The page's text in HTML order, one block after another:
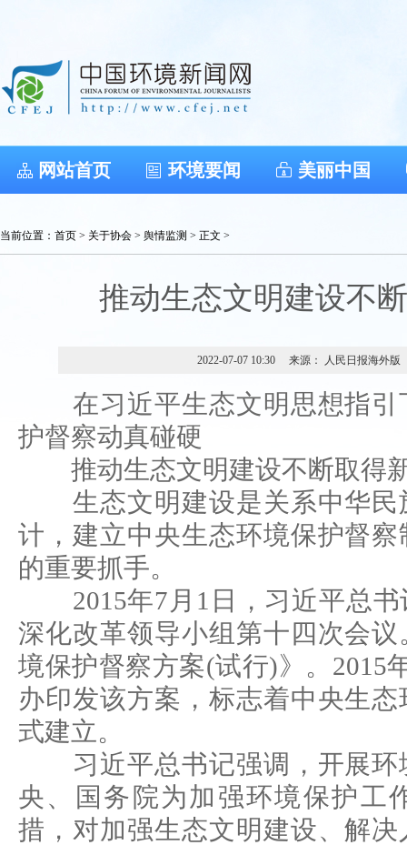
网站首页 环境要闻 美丽中国
当前位置： 首页 > 关于协会 > 舆情监测 > 正文 >
推动生态文明建设不
2022-07-07 10:30 来源： 人民日报海外版
在习近平生态文明思想指引
护督察动真碰硬
推动生态文明建设不断取得
生态文明建设是关系中华民
计，建立中央生态环境保护督
的重要抓手。
2015年7月1日，习近平总书
深化改革领导小组第十四次会
境保护督察方案(试行)》。2015
办印发该方案，标志着中央生
式建立。
习近平总书记强调，开展环
央、国务院为加强环境保护工
措，对加强生态文明建设、解